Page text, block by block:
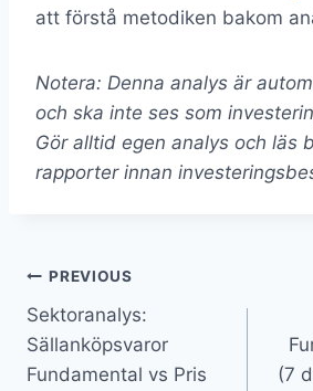
att förstå metodiken bakom
Notera: Denna analys är
och ska inte ses som
Gör alltid egen analys och läs
rapporter innan
Inläggsnavigering
PREVIOUS
Sektoranalys:
Sällanköpsvaror
Fundamental vs Pris
(7